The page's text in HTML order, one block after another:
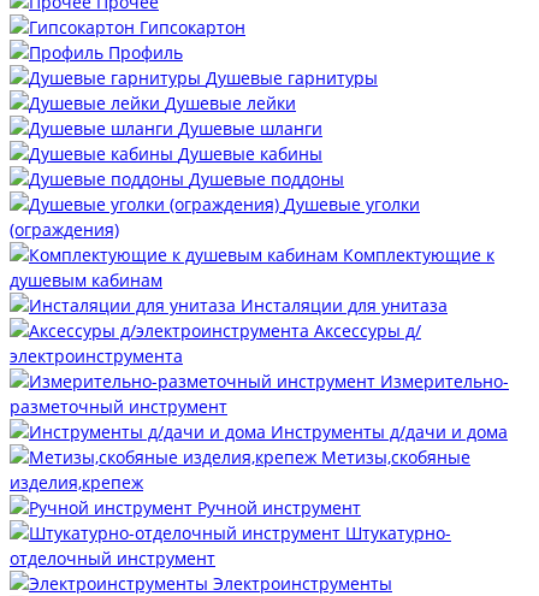
Гипсокартон
Профиль
Душевые гарнитуры
Душевые лейки
Душевые шланги
Душевые кабины
Душевые поддоны
Душевые уголки
(ограждения)
Комплектующие к
душевым кабинам
Инсталяции для унитаза
Аксессуры д/
электроинструмента
Измерительно-
разметочный инструмент
Инструменты д/дачи и дома
Метизы,скобяные
изделия,крепеж
Ручной инструмент
Штукатурно-
отделочный инструмент
Электроинструменты